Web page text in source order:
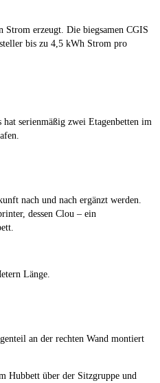
erzeugt. Die biegsamen CGIS
bis zu 4,5 kWh Strom pro
serienmäßig zwei Etagenbetten im
nach und nach ergänzt werden.
dessen Clou – ein
Länge.
an der rechten Wand montiert
Hubbett über der Sitzgruppe und